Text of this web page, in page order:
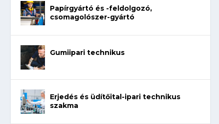
Papírgyártó és -feldolgozó,
csomagolószer-gyártó
Gumiipari technikus
Erjedés és üdítőital-ipari technikus
szakma